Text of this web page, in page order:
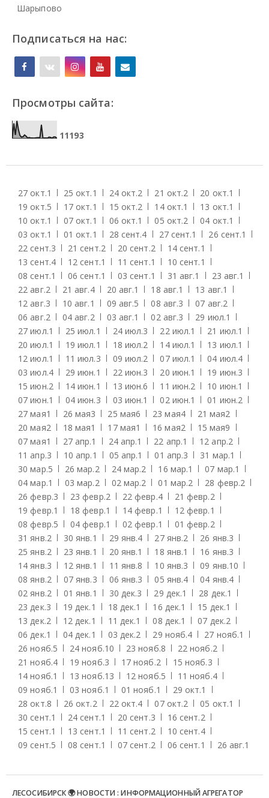
Шарыпово
Подписаться на нас:
Просмотры сайта:
11193
27 окт.1 25 окт.1 24 окт.2 21 окт.2 20 окт.1
19 окт.5 17 окт.1 15 окт.2 14 окт.1 13 окт.1
10 окт.1 07 окт.1 06 окт.1 05 окт.2 04 окт.1
03 окт.1 01 окт.1 28 сент.4 27 сент.1 26 сент.1
22 сент.3 21 сент.2 20 сент.2 14 сент.1
13 сент.4 12 сент.1 11 сент.1 10 сент.1
08 сент.1 06 сент.1 03 сент.1 31 авг.1 23 авг.1
22 авг.2 21 авг.4 20 авг.1 18 авг.1 13 авг.1
12 авг.3 10 авг.1 09 авг.5 08 авг.3 07 авг.2
06 авг.2 04 авг.2 03 авг.1 02 авг.3 29 июл.1
27 июл.1 25 июл.1 24 июл.3 22 июл.1 21 июл.1
20 июл.1 19 июл.1 18 июл.2 14 июл.1 13 июл.1
12 июл.1 11 июл.3 09 июл.2 07 июл.1 04 июл.4
03 июл.4 29 июн.1 22 июн.3 20 июн.1 19 июн.3
15 июн.2 14 июн.1 13 июн.6 11 июн.2 10 июн.1
07 июн.1 04 июн.3 03 июн.1 02 июн.1 01 июн.2
27 мая1 26 мая3 25 мая6 23 мая4 21 мая2
20 мая2 18 мая1 17 мая1 16 мая2 15 мая9
07 мая1 27 апр.1 24 апр.1 22 апр.1 12 апр.2
11 апр.3 10 апр.1 05 апр.1 01 апр.3 31 мар.1
30 мар.5 26 мар.2 24 мар.2 16 мар.1 07 мар.1
04 мар.1 03 мар.2 02 мар.2 01 мар.2 28 февр.2
26 февр.3 23 февр.2 22 февр.4 21 февр.2
19 февр.1 18 февр.1 14 февр.1 12 февр.1
08 февр.5 04 февр.1 02 февр.1 01 февр.2
31 янв.2 30 янв.1 29 янв.4 27 янв.2 26 янв.3
25 янв.2 23 янв.1 20 янв.1 18 янв.1 16 янв.3
14 янв.3 12 янв.1 11 янв.8 10 янв.3 09 янв.10
08 янв.2 07 янв.3 06 янв.3 05 янв.4 04 янв.4
02 янв.2 01 янв.1 30 дек.3 29 дек.1 28 дек.1
23 дек.3 19 дек.1 18 дек.1 16 дек.1 15 дек.1
13 дек.2 12 дек.1 11 дек.1 08 дек.1 07 дек.2
06 дек.1 04 дек.1 03 дек.2 29 нояб.4 27 нояб.1
26 нояб.5 24 нояб.10 23 нояб.8 22 нояб.2
21 нояб.4 19 нояб.3 17 нояб.2 15 нояб.3
14 нояб.1 13 нояб.13 12 нояб.5 11 нояб.4
09 нояб.1 03 нояб.1 01 нояб.1 29 окт.1
28 окт.8 26 окт.2 22 окт.4 07 окт.2 05 окт.1
30 сент.1 24 сент.1 20 сент.3 16 сент.2
15 сент.1 13 сент.1 11 сент.2 10 сент.4
09 сент.5 08 сент.1 07 сент.2 06 сент.1 26 авг.1
ЛЕСОСИБИРСК 🌍 НОВОСТИ : ИНФОРМАЦИОННЫЙ АГРЕГАТОР